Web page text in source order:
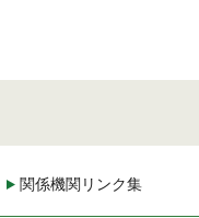
関係機関リンク集